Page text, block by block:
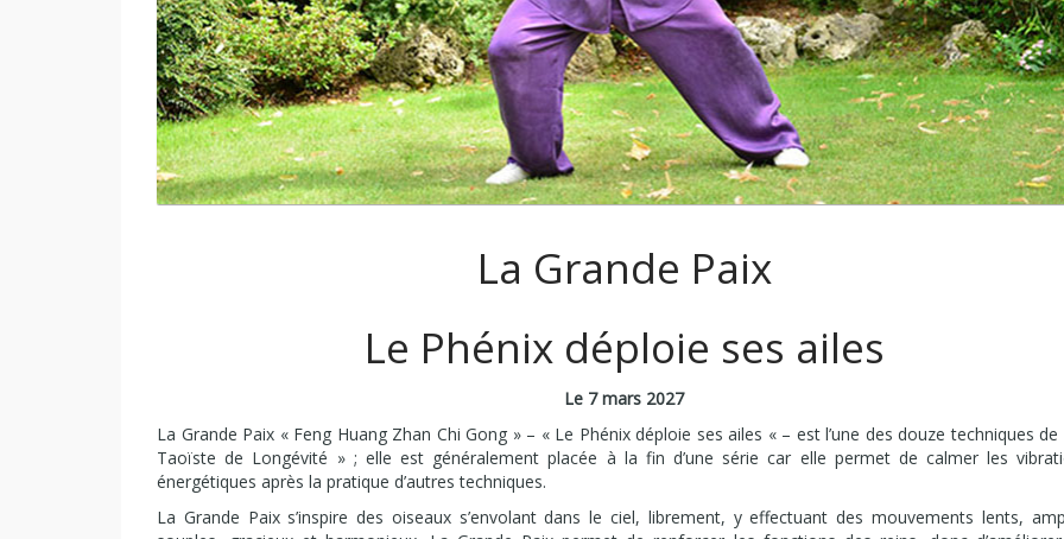
La Grande Paix
Le Phénix déploie ses ailes
Le 7 mars 2027
La Grande Paix « Feng Huang Zhan Chi Gong » – « Le Phénix déploie ses ailes « – est l’une des douze techniques de
Taoïste de Longévité » ; elle est généralement placée à la fin d’une série car elle permet de calmer les
énergétiques après la pratique d’autres techniques.
La Grande Paix s’inspire des oiseaux s’envolant dans le ciel, librement, y effectuant des mouvements lents,